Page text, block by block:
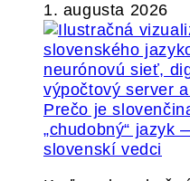
1. augusta 2026
Prečo je
„chudobný“ jazyk
slovenskí vedci